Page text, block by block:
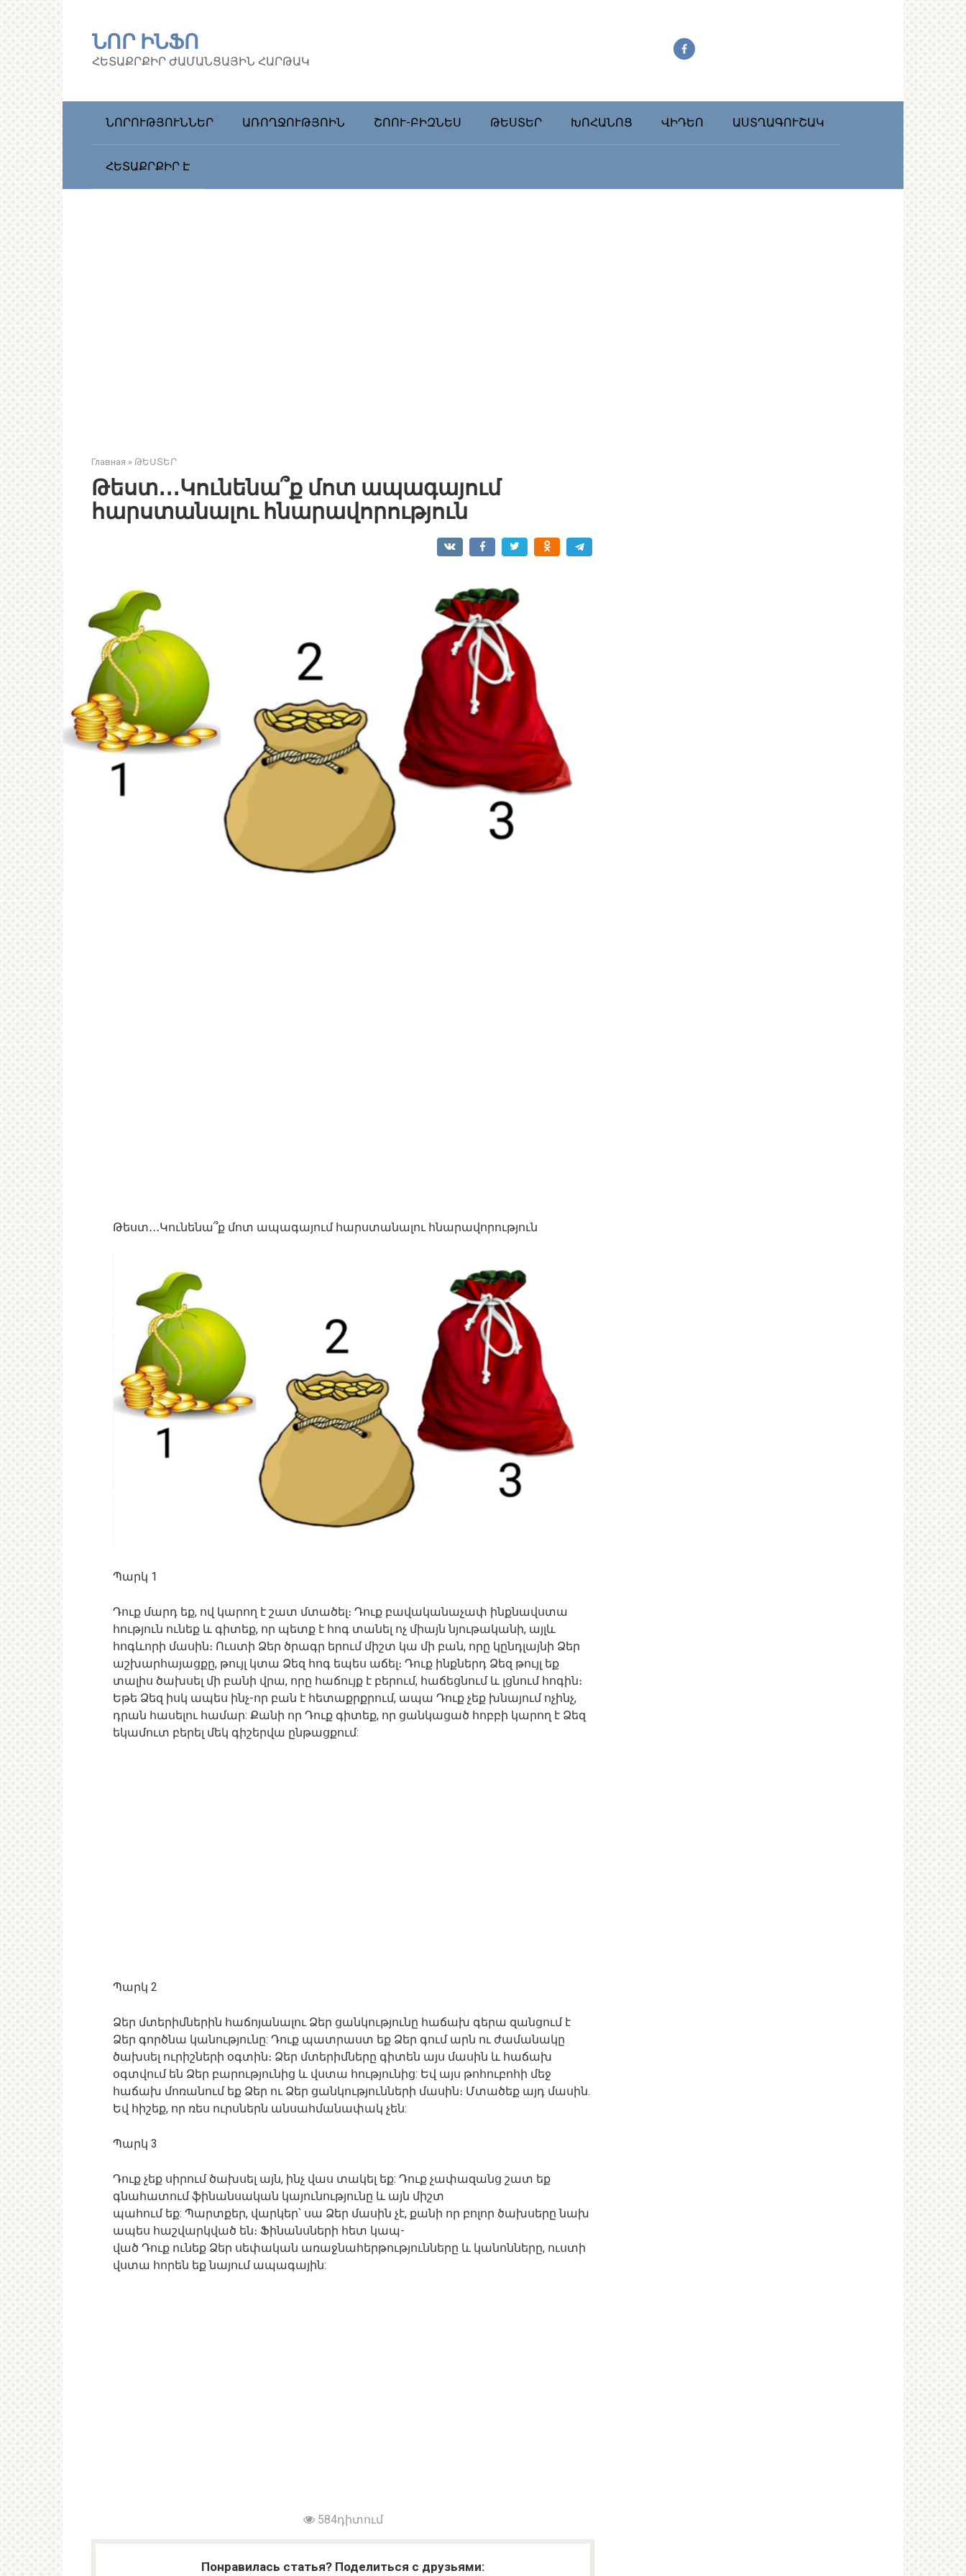
ՆՈՐ ԻՆՖՈ
ՀԵՏԱՔՐՔԻՐ ԺԱՄԱՆՑԱՅԻՆ ՀԱՐԹԱԿ
ՆՈՐՈՒԹՅՈՒՆՆԵՐ ԱՌՈՂՋՈՒԹՅՈԻՆ ՇՈՈՒ-ԲԻԶՆԵՍ ԹԵՍՏԵՐ ԽՈՀԱՆՈՑ ՎԻԴԵՈ ԱՍՏՂԱԳՈՒՇԱԿ
ՀԵՏԱՔՐՔԻՐ Է
Главная » ԹԵՍՏԵՐ
Թեստ․․․Կունենա՞ք մոտ ապագայում
հարստանալու հնարավորություն
Թեստ․․․Կունենա՞ք մոտ ապագայում հարստանալու հնարավորություն
Պարկ 1
Դուք մարդ եք, ով կարող է շատ մտածել։ Դուք բավականաչափ ինքնավստա
հություն ունեք և գիտեք, որ պետք է հոգ տանել ոչ միայն նյութականի, այլև
հոգևորի մասին։ Ուստի Ձեր ծրագր երում միշտ կա մի բան, որը կընդլայնի Ձեր
աշխարհայացքը, թույլ կտա Ձեզ հոգ եպես աճել։ Դուք ինքներդ Ձեզ թույլ եք
տալիս ծախսել մի բանի վրա, որը հաճույք է բերում, հաճեցնում և լցնում հոգին։
Եթե ​​Ձեզ իսկ ապես ինչ-որ բան է հետաքրքրում, ապա Դուք չեք խնայում ոչինչ,
դրան հասելու համար: Քանի որ Դուք գիտեք, որ ցանկացած հոբբի կարող է Ձեզ
եկամուտ բերել մեկ գիշերվա ընթացքում:
Պարկ 2
Ձեր մտերիմներին հաճոյանալու Ձեր ցանկությունը հաճախ գերա զանցում է
Ձեր գործնա կանությունը: Դուք պատրաստ եք Ձեր գում արն ու ժամանակը
ծախսել ուրիշների օգտին։ Ձեր մտերիմները գիտեն այս մասին և հաճախ
օգտվում են Ձեր բարությունից և վստա հությունից: Եվ այս թոհուբոհի մեջ
հաճախ մոռանում եք Ձեր ու Ձեր ցանկությունների մասին։ Մտածեք այդ մասին.
Եվ հիշեք, որ ռես ուրսներն անսահմանափակ չեն:
Պարկ 3
Դուք չեք սիրում ծախսել այն, ինչ վաս տակել եք: Դուք չափազանց շատ եք
գնահատում ֆինանսական կայունությունը և այն միշտ
պահում եք: Պարտքեր, վարկեր՝ սա Ձեր մասին չէ, քանի որ բոլոր ծախսերը նախ
ապես հաշվարկված են։ Ֆինանսների հետ կապ-
ված Դուք ունեք Ձեր սեփական առաջնահերթությունները և կանոնները, ուստի
վստա հորեն եք նայում ապագային:
584դիտում
Понравилась статья? Поделиться с друзьями: